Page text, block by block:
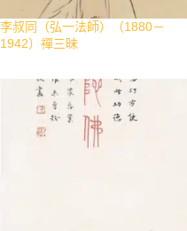
李叔同（弘一法師）（1880－
1942）禪三昧